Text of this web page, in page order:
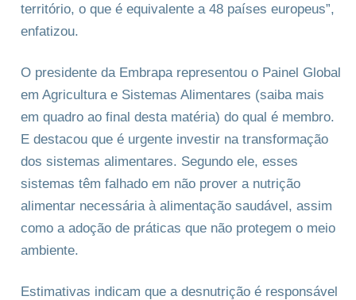
território, o que é equivalente a 48 países europeus”,
enfatizou.
O presidente da Embrapa representou o Painel Global
em Agricultura e Sistemas Alimentares (saiba mais
em quadro ao final desta matéria) do qual é membro.
E destacou que é urgente investir na transformação
dos sistemas alimentares. Segundo ele, esses
sistemas têm falhado em não prover a nutrição
alimentar necessária à alimentação saudável, assim
como a adoção de práticas que não protegem o meio
ambiente.
Estimativas indicam que a desnutrição é responsável